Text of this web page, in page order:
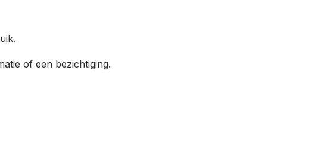
of een bezichtiging.